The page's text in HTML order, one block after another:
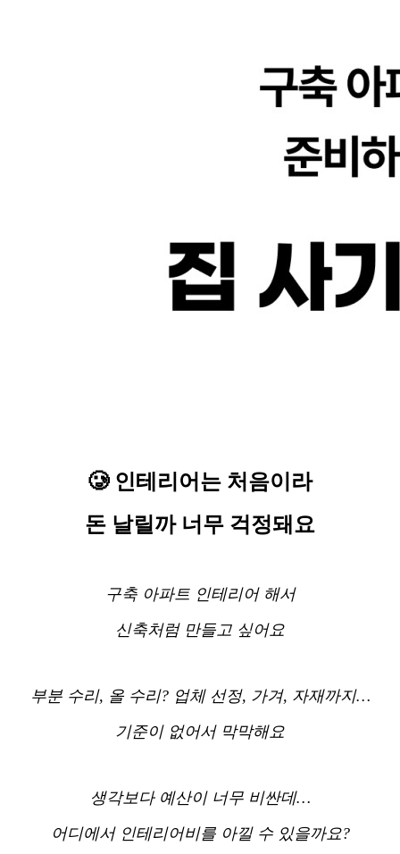
🥲 인테리어는 처음이라
돈 날릴까 너무 걱정돼요
구축 아파트 인테리어 해서
신축처럼 만들고 싶어요
부분 수리, 올 수리? 업체 선정, 가겨, 자재까지…
기준이 없어서 막막해요
생각보다 예산이 너무 비싼데…
어디에서 인테리어비를 아낄 수 있을까요?